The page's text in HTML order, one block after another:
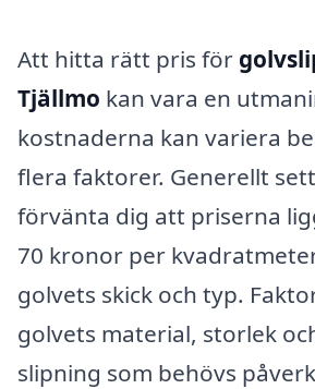
Att hitta rätt pris för
Tjällmo kan vara en
kostnaderna kan variera
flera faktorer. Generellt
förvänta dig att priserna
70 kronor per
golvets skick och typ.
golvets material, storlek
slipning som behövs